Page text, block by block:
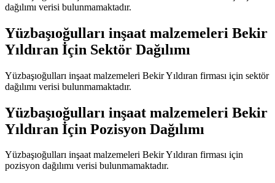
dağılımı verisi bulunmamaktadır.
Yüzbaşıoğulları inşaat malzemeleri Bekir
Yıldıran İçin Sektör Dağılımı
Yüzbaşıoğulları inşaat malzemeleri Bekir Yıldıran firması için sektör
dağılımı verisi bulunmamaktadır.
Yüzbaşıoğulları inşaat malzemeleri Bekir
Yıldıran İçin Pozisyon Dağılımı
Yüzbaşıoğulları inşaat malzemeleri Bekir Yıldıran firması için
pozisyon dağılımı verisi bulunmamaktadır.